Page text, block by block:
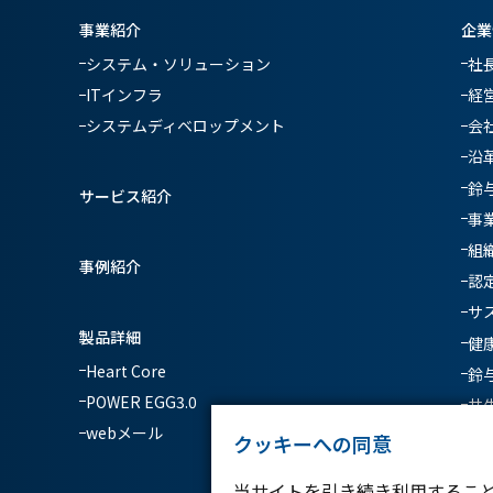
事業紹介
システム・ソリューション
ITインフラ
システムディベロップメント
サービス紹介
事例紹介
製品詳細
Heart Core
POWER EGG3.0
webメール
企
社
経
会
沿
鈴
事
組
認
サ
健
鈴
共
クッキーへの同意